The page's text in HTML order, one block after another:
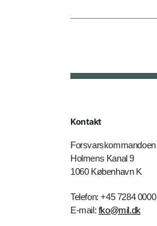
Kontakt
Forsvarskommandoen
Holmens Kanal 9
1060 København K
Telefon: +45 7284 0000
E-mail: fko@mil.dk